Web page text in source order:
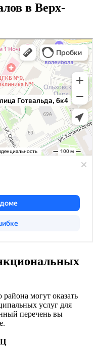
в Верх-
могут оказать
услуг для
перечень вы